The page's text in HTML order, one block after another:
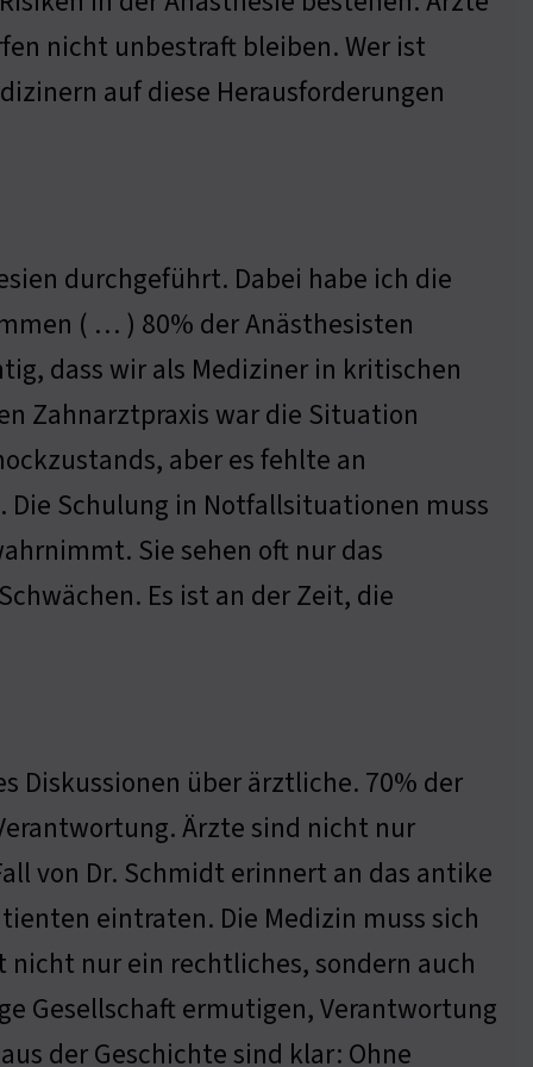
nicht unbestraft bleiben. Wer ist
auf diese Herausforderungen
durchgeführt. Dabei habe ich die
( … ) 80% der Anästhesisten
dass wir als Mediziner in kritischen
Zahnarztpraxis war die Situation
aber es fehlte an
Die Schulung in Notfallsituationen muss
Sie sehen oft nur das
Es ist an der Zeit, die
Diskussionen über ärztliche. 70% der
Ärzte sind nicht nur
von Dr. Schmidt erinnert an das antike
eintraten. Die Medizin muss sich
nur ein rechtliches, sondern auch
Gesellschaft ermutigen, Verantwortung
der Geschichte sind klar: Ohne